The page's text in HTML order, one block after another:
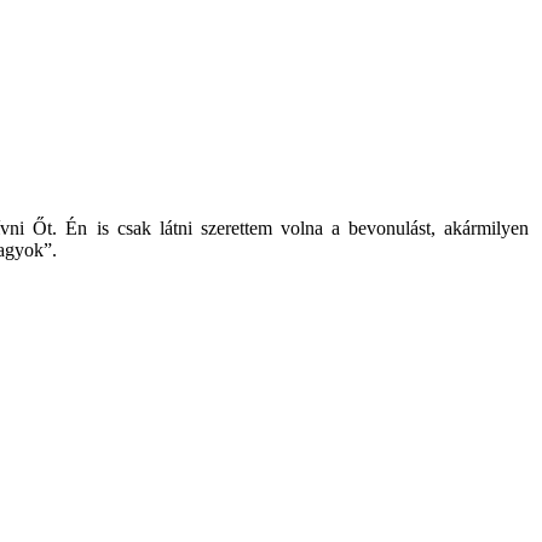
Őt. Én is csak látni szerettem volna a bevonulást, akármilyen